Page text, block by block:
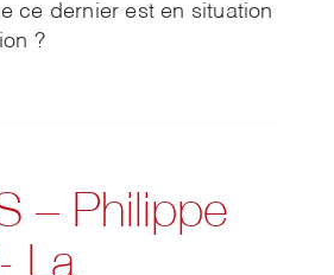
ce dernier est en situation
?
– Philippe
La